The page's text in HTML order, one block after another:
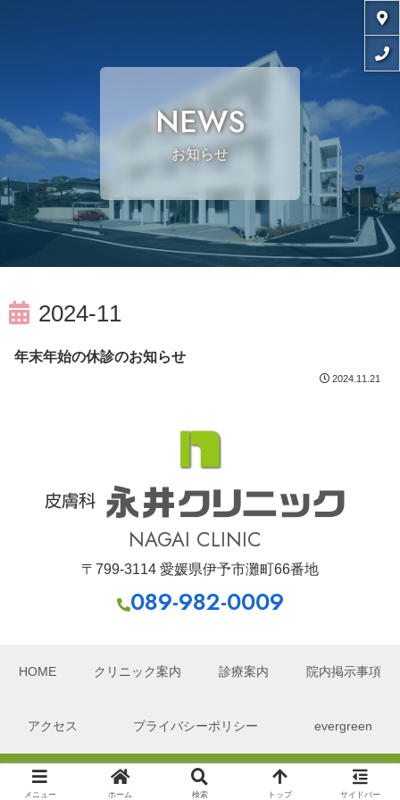
NEWS
お知らせ
2024-11
年末年始の休診のお知らせ
2024.11.21
皮膚科
NAGAI CLINIC
〒799-3114 愛媛県伊予市灘町66番地
089-982-0009
HOME クリニック案内 診療案内 院内掲示事項
アクセス プライバシーポリシー evergreen
Copyright © 2006-2026 永井クリニック All Rights Reserved.
メニュー ホーム 検索 トップ サイドバー